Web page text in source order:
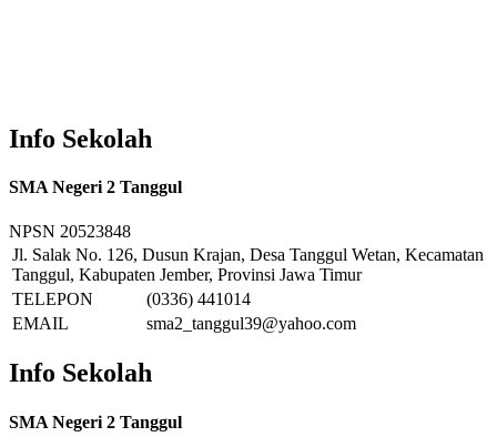
Info Sekolah
SMA Negeri 2 Tanggul
NPSN 20523848
Jl. Salak No. 126, Dusun Krajan, Desa Tanggul Wetan, Kecamatan
Tanggul, Kabupaten Jember, Provinsi Jawa Timur
TELEPON
(0336) 441014
EMAIL
sma2_tanggul39@yahoo.com
Info Sekolah
SMA Negeri 2 Tanggul